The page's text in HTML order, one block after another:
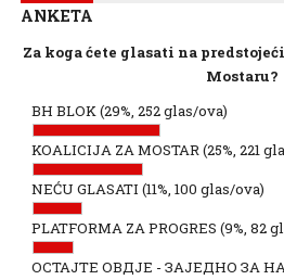
ANKETA
Za koga ćete glasati na
Mostaru?
BH BLOK(29%, 252 glas/ova)
KOALICIJA ZA MOSTAR(25%, 221
NEĆU GLASATI (11%, 100 glas/ova)
PLATFORMA ZA PROGRES (9%, 82
ОСТАЈТЕ ОВДЈЕ - ЗАЈЕДНО ЗА